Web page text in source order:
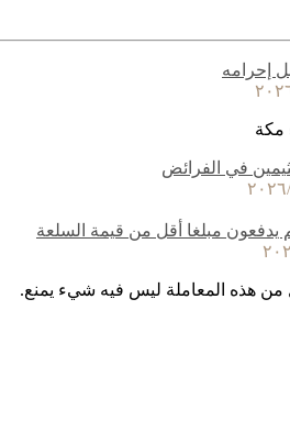
إحرامه
مكة
في الفرائض
يدفعون مبلغا أقل من قيمة السلعة
هذه المعاملة ليس فيه شيء يمنع.